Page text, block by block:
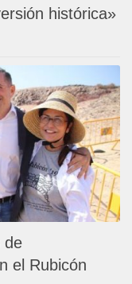
histórica»
de
el Rubicón